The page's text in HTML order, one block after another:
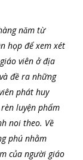
nǎm từ
họp để xem xét
viên ở địa
đề ra những
phát huy
luyện phẩm
noi theo. Về
phú nhằm
của người giáo